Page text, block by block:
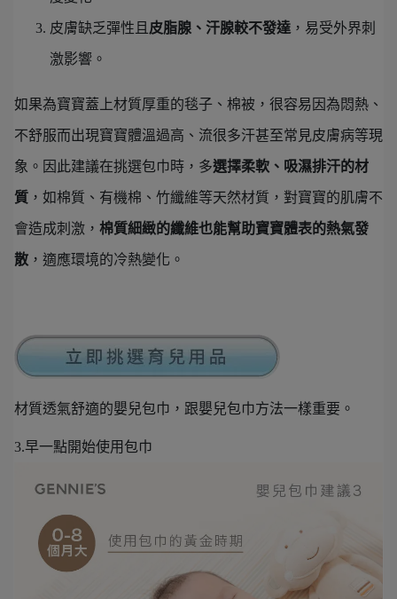
皮膚缺乏彈性且 皮脂腺、汗腺較不發達 ，易受外界刺
激影響。
如果為寶寶蓋上材質厚重的毯子、棉被，很容易因為悶熱、
不舒服而出現寶寶體溫過高、流很多汗甚至常見皮膚病等現
象。因此建議在挑選包巾時，多選擇柔軟、吸濕排汗的材
質 ，如棉質、有機棉、竹纖維等天然材質，對寶寶的肌膚不
會造成刺激， 棉質細緻的纖維也能幫助寶寶體表的熱氣發
散 ，適應環境的冷熱變化。
材質透氣舒適的嬰兒包巾，跟嬰兒包巾方法一樣重要。
3.早一點開始使用包巾